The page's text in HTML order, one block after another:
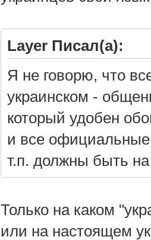
Layer Писал(а):
Я не говорю, что
украинском -
который удобен
и все официальные
т.п. должны быть
Только на каком
или на настоящем